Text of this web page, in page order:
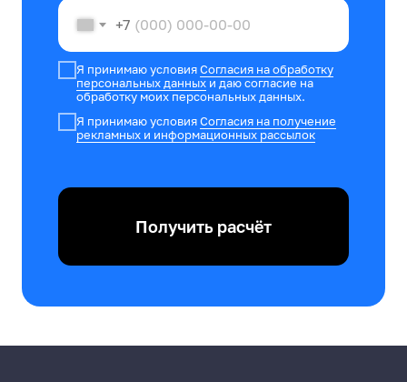
+7
Я принимаю условияСогласия на обработку
персональных данных и даю согласие на
обработку моих персональных данных.
Я принимаю условияСогласия на получение
рекламных и информационных рассылок
Получить расчёт